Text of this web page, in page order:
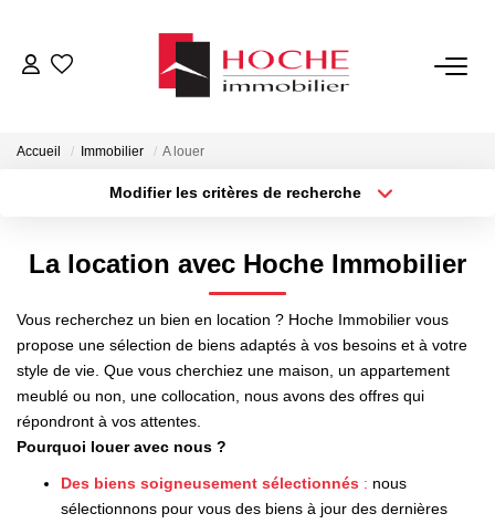
NOTRE AGENCE
ESTIMATION
CONTACT
EXTRANET
Accueil Immobilier A louer
Modifier les critères de recherche
Type de bien
Plus de critères
Créer une alerte
La location avec Hoche Immobilier
Vous recherchez un bien en location ? Hoche Immobilier vous
propose une sélection de biens adaptés à vos besoins et à votre
style de vie. Que vous cherchiez une maison, un appartement
meublé ou non, une collocation, nous avons des offres qui
répondront à vos attentes.
Pourquoi louer avec nous ?
Des biens soigneusement sélectionnés : nous
sélectionnons pour vous des biens à jour des dernières